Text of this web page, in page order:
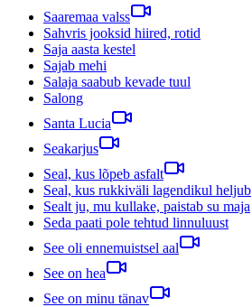
Saaremaa valss
Sahvris jooksid hiired, rotid
Saja aasta kestel
Sajab mehi
Salaja saabub kevade tuul
Salong
Santa Lucia
Seakarjus
Seal, kus lõpeb asfalt
Seal, kus rukkiväli lagendikul heljub
Sealt ju, mu kullake, paistab su maja
Seda paati pole tehtud linnuluust
See oli ennemuistsel aal
See on hea
See on minu tänav